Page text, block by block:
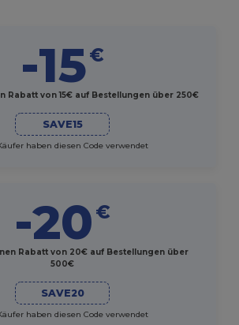
-15€
Rabatt von 15€ auf Bestellungen über 250€
SAVE15
haben diesen Code verwendet
-20 €
Rabatt von 20€ auf Bestellungen über
500€
SAVE20
haben diesen Code verwendet